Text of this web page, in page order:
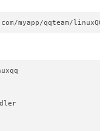
myapp/qqteam/linuxQQ/